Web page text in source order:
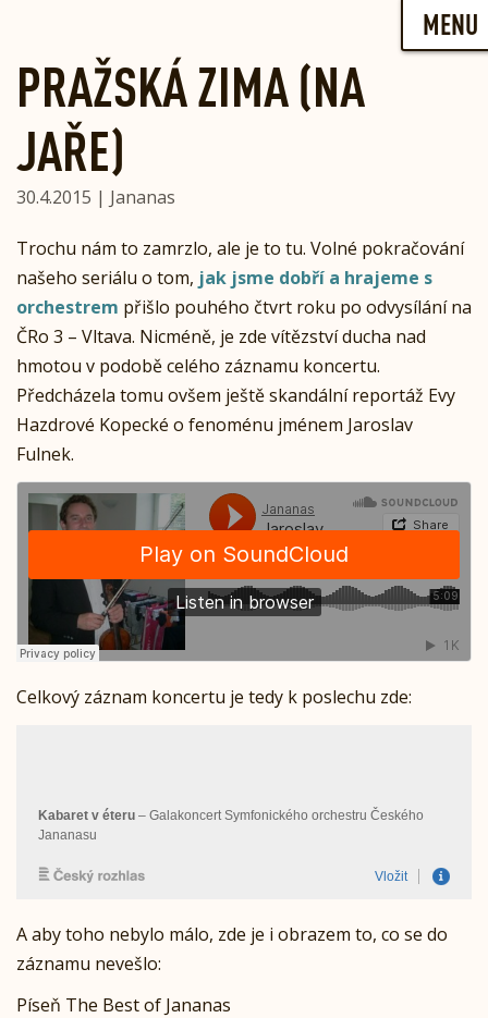
MENU
PRAŽSKÁ ZIMA (NA
JAŘE)
30.4.2015 | Jananas
Trochu nám to zamrzlo, ale je to tu. Volné pokračování
našeho seriálu o tom, jak jsme dobří a hrajeme s
orchestrem přišlo pouhého čtvrt roku po odvysílání na
ČRo 3 – Vltava. Nicméně, je zde vítězství ducha nad
hmotou v podobě celého záznamu koncertu.
Předcházela tomu ovšem ještě skandální reportáž Evy
Hazdrové Kopecké o fenoménu jménem Jaroslav
Fulnek.
Celkový záznam koncertu je tedy k poslechu zde:
A aby toho nebylo málo, zde je i obrazem to, co se do
záznamu nevešlo:
Píseň The Best of Jananas